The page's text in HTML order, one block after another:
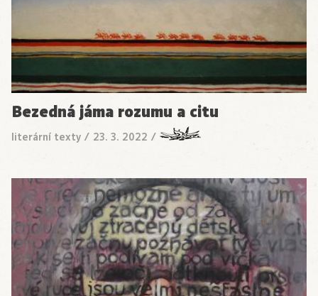
Bezedná jáma rozumu a citu
literární texty / 23. 3. 2022 /